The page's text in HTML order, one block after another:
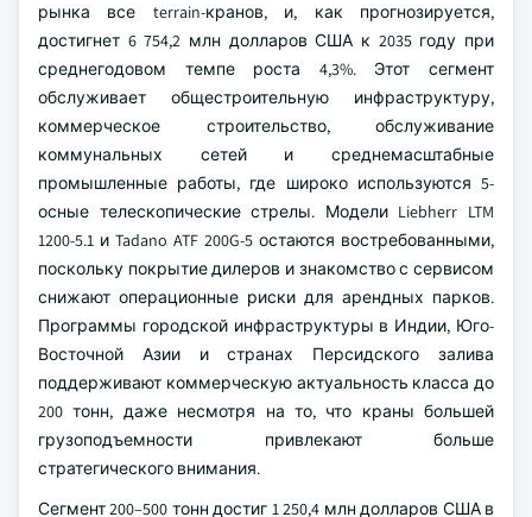
рынка все terrain-кранов, и, как прогнозируется,
достигнет 6 754,2 млн долларов США к 2035 году при
среднегодовом темпе роста 4,3%. Этот сегмент
обслуживает общестроительную инфраструктуру,
коммерческое строительство, обслуживание
коммунальных сетей и среднемасштабные
промышленные работы, где широко используются 5-
осные телескопические стрелы. Модели Liebherr LTM
1200-5.1 и Tadano ATF 200G-5 остаются востребованными,
поскольку покрытие дилеров и знакомство с сервисом
снижают операционные риски для арендных парков.
Программы городской инфраструктуры в Индии, Юго-
Восточной Азии и странах Персидского залива
поддерживают коммерческую актуальность класса до
200 тонн, даже несмотря на то, что краны большей
грузоподъемности привлекают больше
стратегического внимания.
Сегмент 200–500 тонн достиг 1 250,4 млн долларов США в